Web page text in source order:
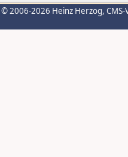
© 2006-2026 Heinz Herzog,